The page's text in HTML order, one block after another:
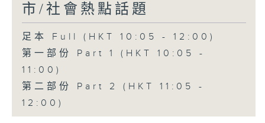
市/社會熱點話題
足本 Full (HKT 10:05 - 12:00)
第一部份 Part 1 (HKT 10:05 -
11:00)
第二部份 Part 2 (HKT 11:05 -
12:00)